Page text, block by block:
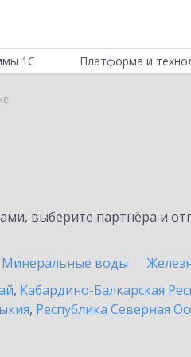
1С Платформа и
выберите партнёра и
Минеральные воды
, Кабардино-Балкарская
, Республика Северная